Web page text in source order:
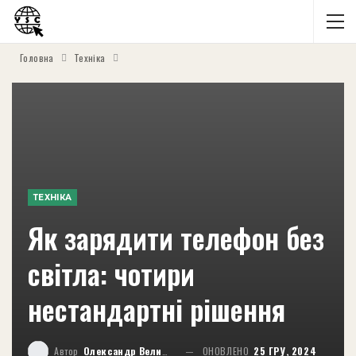
Головна Техніка
ТЕХНІКА
Як зарядити телефон без
світла: чотири
нестандартні рішення
Автор Олександр Великий ОНОВЛЕНО 25 ГРУ, 2024